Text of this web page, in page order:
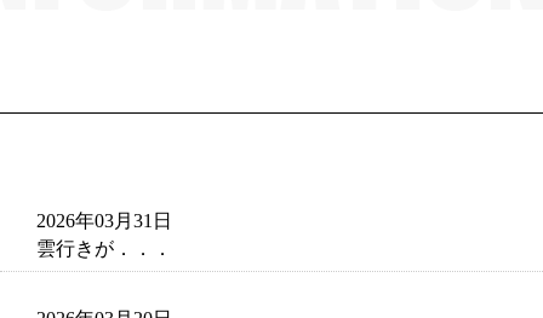
2026年03月31日
雲行きが．．．